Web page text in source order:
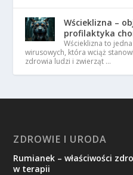
Wścieklizna –
profilaktyka
Wścieklizna to
wirusowych, która wciąż
zdrowia ludzi i zwierząt …
ZDROWIE I URODA
Rumianek – właściwości
w terapii